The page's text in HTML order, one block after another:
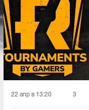
22 апр в 13:20 3